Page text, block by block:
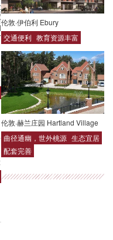
伦敦·伊伯利 Ebury
交通便利 教育资源丰富
伦敦·赫兰庄园 Hartland Village
曲径通幽，世外桃源 生态宜居
配套完善